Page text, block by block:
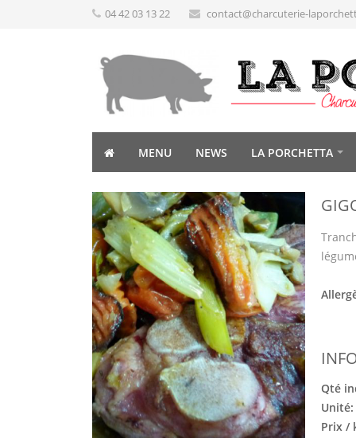
04 42 03 13 22 contact@charcuterie-
MENU NEWS LA PORCHETTA
Qté
Unité:
Prix /